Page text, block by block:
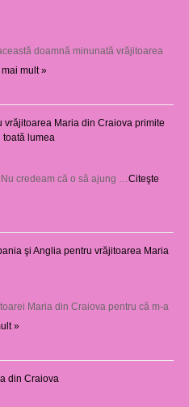
doamnă minunată vrăjitoarea
mult »
vrăjitoarea Maria din Craiova primite
toată lumea
credeam că o să ajung …Citeşte
şi Anglia pentru vrăjitoarea Maria
Maria din Craiova pentru că m-a
»
din Craiova